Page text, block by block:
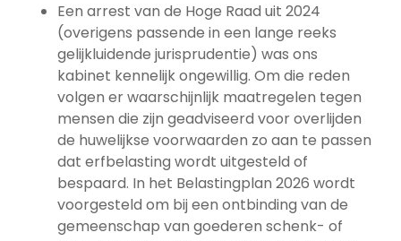
Een arrest van de Hoge Raad uit 2024
(overigens passende in een lange reeks
gelijkluidende jurisprudentie) was ons
kabinet kennelijk ongewillig. Om die reden
volgen er waarschijnlijk maatregelen tegen
mensen die zijn geadviseerd voor overlijden
de huwelijkse voorwaarden zo aan te passen
dat erfbelasting wordt uitgesteld of
bespaard. In het Belastingplan 2026 wordt
voorgesteld om bij een ontbinding van de
gemeenschap van goederen schenk- of